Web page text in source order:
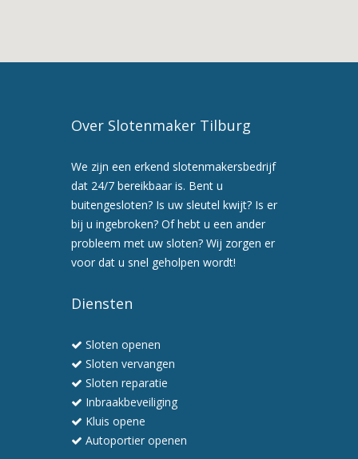
Slotenmaker
afspraak
preventiebezoek
professioneel
Over Slotenmaker Tilburg
We zijn een erkend slotenmakersbedrijf
dat 24/7 bereikbaar is. Bent u
buitengesloten? Is uw sleutel kwijt? Is er
bij u ingebroken? Of hebt u een ander
probleem met uw sloten? Wij zorgen er
voor dat u snel geholpen wordt!
Diensten
Sloten openen
Sloten vervangen
Sloten reparatie
Inbraakbeveiliging
Kluis opene
Autoportier openen